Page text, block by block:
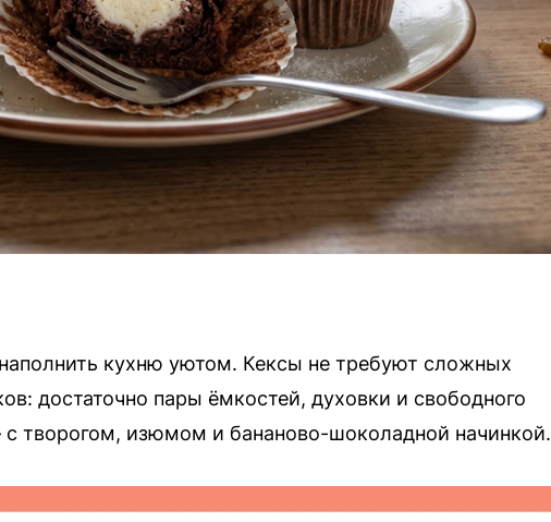
кухню уютом. Кексы не требуют сложных
достаточно пары ёмкостей, духовки и свободного
творогом, изюмом и бананово-шоколадной начинкой.